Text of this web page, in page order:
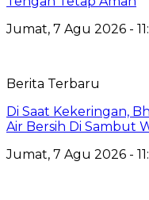
Jumat, 7 Agu 2026 -
Berita Terbaru
Di Saat Kekeringan,
Air Bersih Di Sambut
Jumat, 7 Agu 2026 -